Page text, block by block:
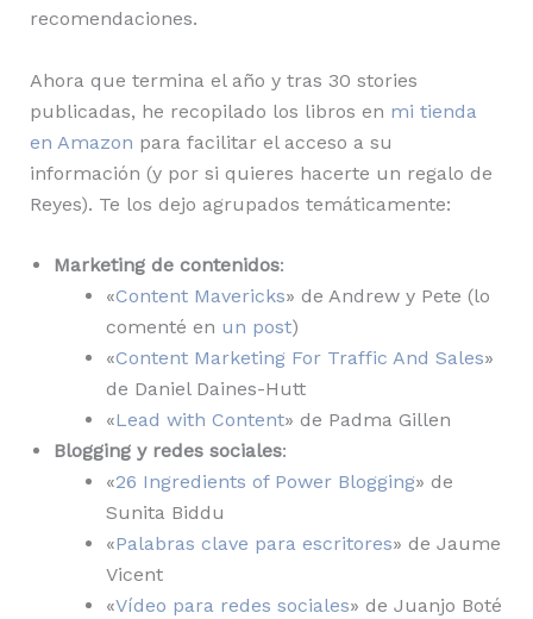
recomendaciones.
Ahora que termina el año y tras 30 stories
publicadas, he recopilado los libros en mi tienda
en Amazon para facilitar el acceso a su
información (y por si quieres hacerte un regalo de
Reyes). Te los dejo agrupados temáticamente:
Marketing de contenidos:
«Content Mavericks» de Andrew y Pete (lo
comenté en un post)
«Content Marketing For Traffic And Sales»
de Daniel Daines-Hutt
«Lead with Content» de Padma Gillen
Blogging y redes sociales:
«26 Ingredients of Power Blogging» de
Sunita Biddu
«Palabras clave para escritores» de Jaume
Vicent
«Vídeo para redes sociales» de Juanjo Boté